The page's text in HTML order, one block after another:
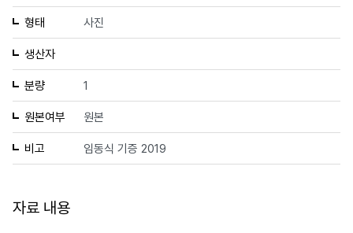
형태 사진
생산자
분량 1
원본여부 원본
비고 임동식 기증 2019
자료 내용